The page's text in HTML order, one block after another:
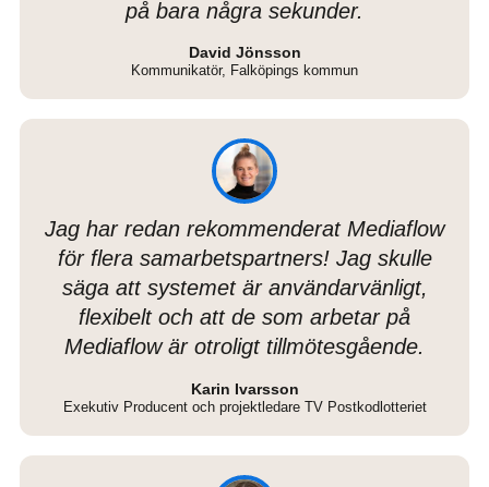
på bara några sekunder.
David Jönsson
Kommunikatör, Falköpings kommun
Jag har redan rekommenderat Mediaflow
för flera samarbetspartners! Jag skulle
säga att systemet är användarvänligt,
flexibelt och att de som arbetar på
Mediaflow är otroligt tillmötesgående.
Karin Ivarsson
Exekutiv Producent och projektledare TV Postkodlotteriet